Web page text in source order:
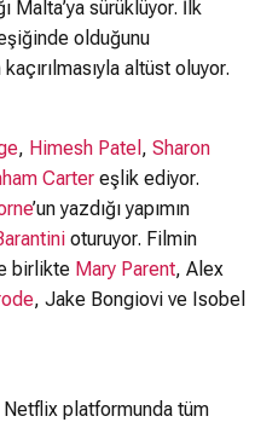
Malta’ya sürüklüyor. İlk
olduğunu
altüst oluyor.
, Himesh Patel , Sharon
Carter eşlik ediyor.
’un yazdığı yapımın
oturuyor. Filmin
birlikte Mary Parent, Alex
, Jake Bongiovi ve Isobel
Netflix platformunda tüm